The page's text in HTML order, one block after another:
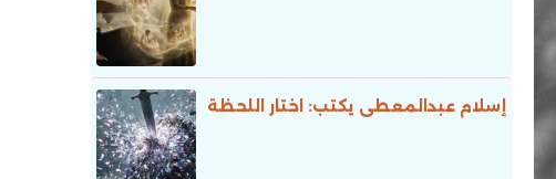
إسلام عبدالمعطى يكتب: اختار اللحظة